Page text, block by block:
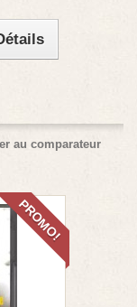
au comparateur
PROMO!